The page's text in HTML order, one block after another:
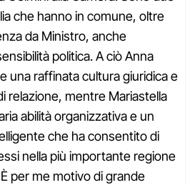
che hanno in comune, oltre
da Ministro, anche
politica. A ciò Anna
una raffinata cultura giuridica e
relazione, mentre Mariastella
abilità organizzativa e un
che ha consentito di
nella più importante regione
per me motivo di grande